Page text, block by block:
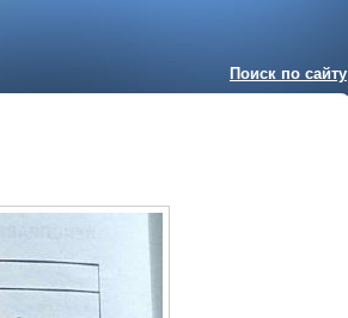
Поиск по сайту